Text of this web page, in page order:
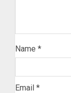
Name *
Email *